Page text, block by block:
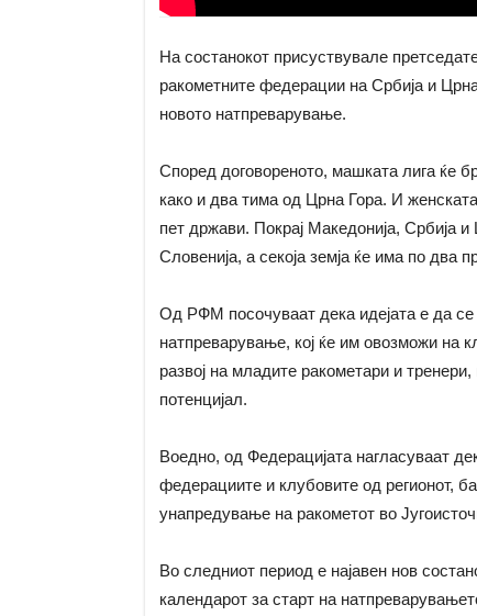
На состанокот присуствувале
ракометните федерации на Србија и
новото натпреварување.
Според договореното, машката лига ќе
како и два тима од Црна Гора. И
пет држави. Покрај Македонија, Србија
Словенија, а секоја земја ќе има по два
Од РФМ посочуваат дека идејата е да се
натпреварување, кој ќе им овозможи на
развој на младите ракометари и
потенцијал.
Воедно, од Федерацијата нагласуваат
федерациите и клубовите од регионот,
унапредување на ракометот во
Во следниот период е најавен нов
календарот за старт на